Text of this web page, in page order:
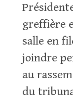
greffière
salle en
joindre
au
du